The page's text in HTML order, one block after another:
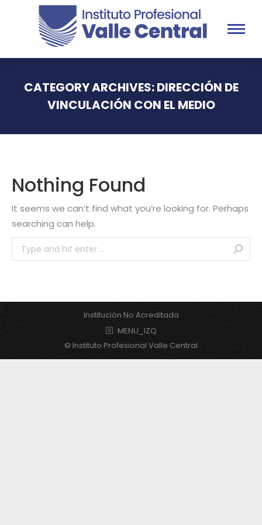
CATEGORY ARCHIVES:DIRECCIÓN DE
VINCULACIÓN CON EL MEDIO
Nothing Found
It seems we can’t find what you’re looking for. Perhaps
searching can help.
Institución No Acreditada
MENU_IZQ
© Instituto Profesional Valle Central